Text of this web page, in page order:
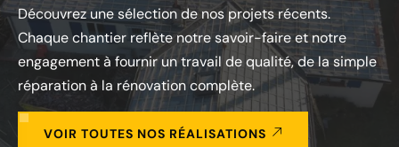
Découvrez une sélection de nos projets récents.
Chaque chantier reflète notre savoir-faire et notre
engagement à fournir un travail de qualité, de la simple
réparation à la rénovation complète.
VOIR TOUTES NOS RÉALISATIONS